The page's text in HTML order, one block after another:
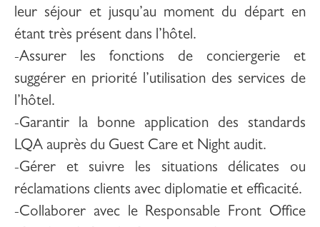
leur séjour et jusqu’au moment du départ en
étant très présent dans l’hôtel.
-Assurer les fonctions de conciergerie et
suggérer en priorité l’utilisation des services de
l’hôtel.
-Garantir la bonne application des standards
LQA auprès du Guest Care et Night audit.
-Gérer et suivre les situations délicates ou
réclamations clients avec diplomatie et efficacité.
-Collaborer avec le Responsable Front Office